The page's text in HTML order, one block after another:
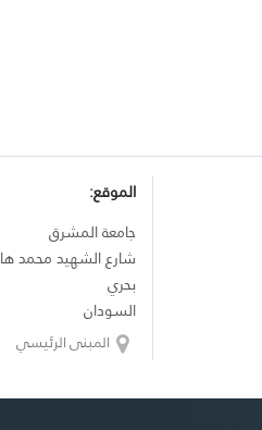
الموقع:
جامعة المشرق
شارع الشهيد محمد
بحري
السودان
المبنى الرئيسي